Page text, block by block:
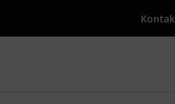
mit Suchwort {searchTerm}